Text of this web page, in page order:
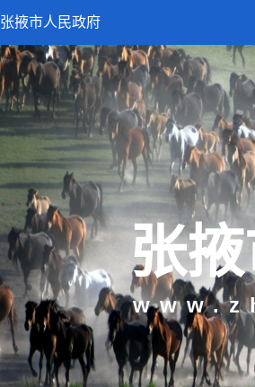
张掖市人民政府
张